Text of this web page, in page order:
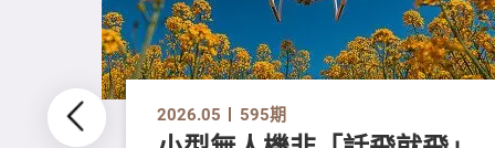
2026.05 595期